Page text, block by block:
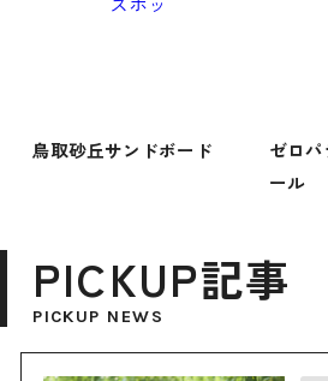
鳥取砂丘サンドボード
ゼロ
ール
PICKUP記事
PICKUP NEWS